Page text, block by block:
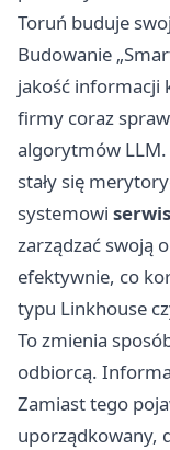
Toruń buduje
Budowanie
jakość informacji
firmy coraz
algorytmów LLM.
stały się
systemowi
zarządzać swoją
efektywnie, co
typu Linkhouse
To zmienia
odbiorcą.
Zamiast tego
uporządkowany,